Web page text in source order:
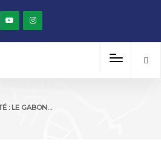
: LE GABON…